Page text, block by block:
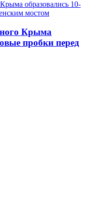
Крыма
пробки перед